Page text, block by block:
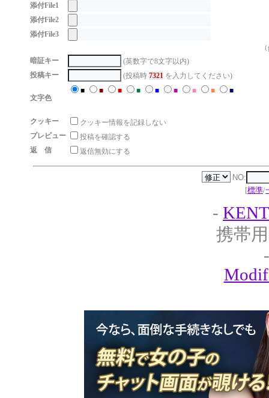
添付File1
添付File2
添付File3
暗証キー
(英数字で8文字以内)
投稿キー
(投稿時 7321 を入力してください)
文字色
■ ■ ■ ■ ■ ■ ■ ■ ■
クッキー
クッキー情報を記録しない
プレビュー
投稿を確認する
返 信
返信無効にする
NO:
[標準/
- KENT
携帯